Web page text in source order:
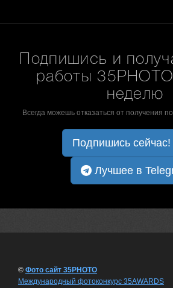
Подпишись и
работы
неделю
Всегда можешь отказаться от получения
Подпишись сейчас!
Лучшее в
© Фото сайт 35PHOTO
Международный фотоконкурс 35AWARDS